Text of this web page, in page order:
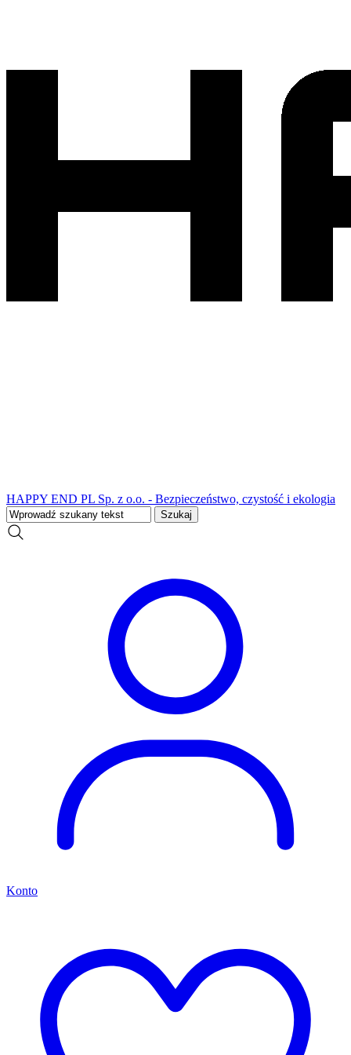
HAPPY END PL Sp. z o.o. - Bezpieczeństwo, czystość i ekologia
Konto